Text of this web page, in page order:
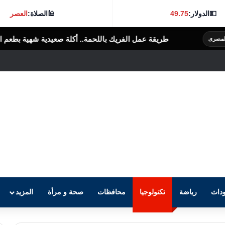
💵الدولار:49.75
🕌الصلاة:العصر
عمل الفريك باللحمة.. أكلة صعيدية شهية بطعم البيت المصري الرأى
رياضة تكنولوجيا محافظات صحة و مرأة المزيد